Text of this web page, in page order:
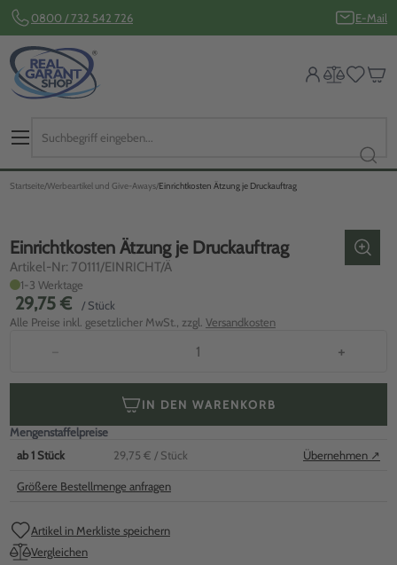
0800 / 732 542 726 E-Mail
Startseite Werbeartikel und Give-Aways Einrichtkosten Ätzung je Druckauftrag
Einrichtkosten Ätzung je Druckauftrag
Artikel-Nr: 70111/EINRICHT/Ä
1-3 Werktage
29,75 €
/ Stück
Alle Preise inkl. gesetzlicher MwSt., zzgl. Versandkosten
− +
IN DEN WARENKORB
Mengenstaffelpreise
ab1 Stück 29,75 € / Stück Übernehmen ↗
Größere Bestellmenge anfragen
Artikel in Merkliste speichern
Vergleichen